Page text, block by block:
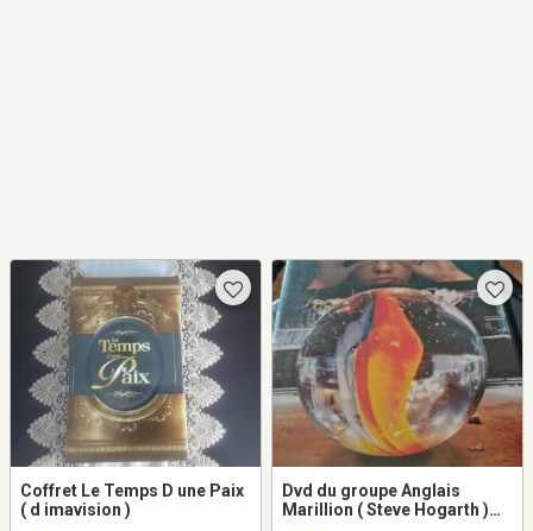
Coffret Le Temps D une Paix
( d imavision )
Dvd du groupe Anglais
Marillion ( Steve Hogarth )